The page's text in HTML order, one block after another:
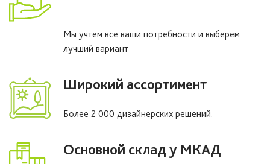
Мы учтем все ваши потребности и выберем
лучший вариант
Широкий ассортимент
Более 2 000 дизайнерских решений.
Основной склад у МКАД